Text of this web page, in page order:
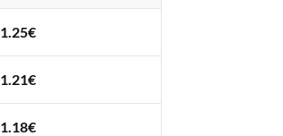
1.25€
1.21€
1.18€